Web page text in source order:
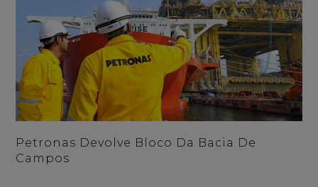
Petronas Devolve Bloco Da Bacia De
Campos